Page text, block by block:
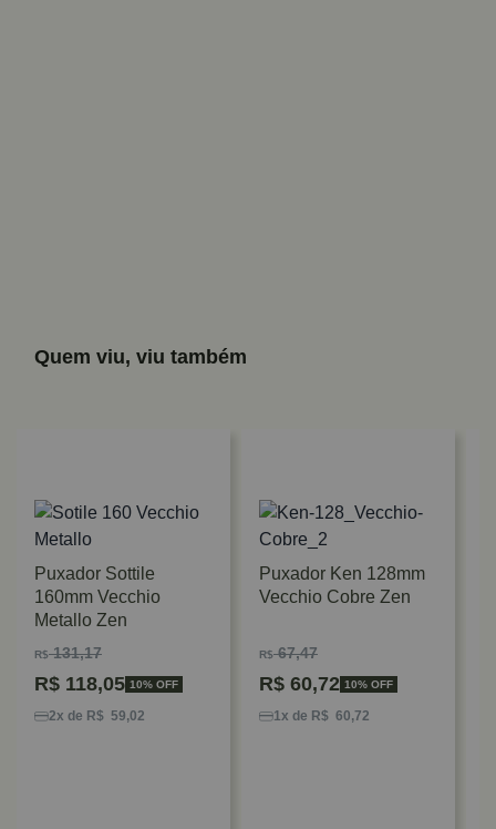
Quem viu, viu também
Puxador Sottile
160mm Vecchio
Metallo Zen
R$131,17
R$ 118,05 10% OFF
2x de R$ 59,02
Puxador Ken 128mm
Vecchio Cobre Zen
R$67,47
R$ 60,72 10% OFF
1x de R$ 60,72